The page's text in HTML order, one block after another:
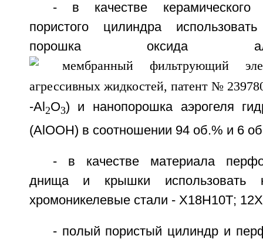
- в качестве керамического
пористого цилиндра
порошка оксида
-Al 2O3) и нанопорошка аэрогеля
(AlOOH) в соотношении 94 об.% и 6
- в качестве материала
днища и крышки использовать
хромоникелевые стали - Х18Н10Т;
- полый пористый цилиндр и